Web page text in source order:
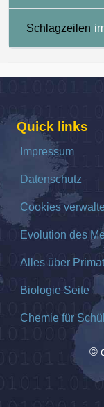
Schlagzeilen
Quick links
Impressum
Datenschutz
Cookies
Evolution des
Alles über
Biologie Seite
Chemie für
©